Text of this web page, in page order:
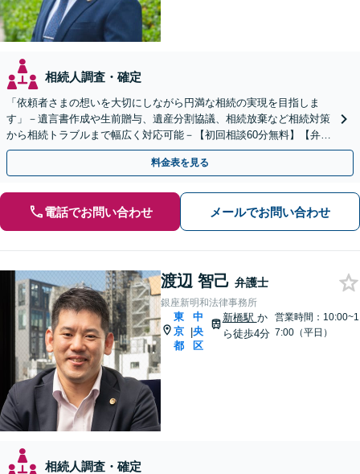
相続人調査・確定
「依頼者さまの想いを大切にしながら円満な相続の実現を目指しま
す」－遺言書作成や生前贈与、遺産分割協議、相続放棄など相続対策
から相続トラブルまで幅広く対応可能－【初回相談60分無料】【弁護
士直通電話相談可】【来所一切不要】【夜間・休日面談可】
料金表を見る
電話でお問い合わせ メールでお問い合わせ
渡辺 智己 弁護士
銀座新明和法律事務所
東
京
都
|
中
央
区
新橋駅 か
ら徒歩4分
営業時間：10:00~1
7:00（平日）
相続人調査・確定